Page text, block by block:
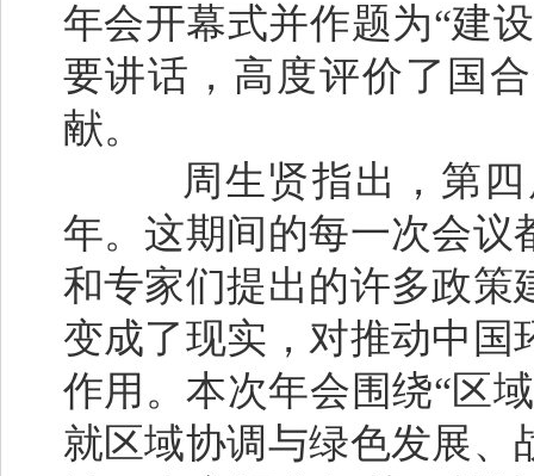
年会开幕式并作题为“建
要讲话，高度评价了国
献。
周生贤指出，第四
年。这期间的每一次会议
和专家们提出的许多政策
变成了现实，对推动中国
作用。本次年会围绕“区
就区域协调与绿色发展、